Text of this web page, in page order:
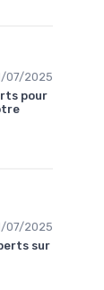
07/2025
pour
07/2025
sur